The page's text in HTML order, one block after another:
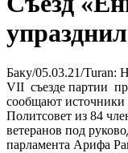
Баку/05.03.21/Turan:
VII съезде партии
сообщают источники
Политсовет из 84
ветеранов под
парламента Арифа